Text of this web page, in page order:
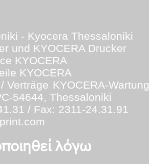
- Kyocera Thessaloniki
und KYOCERA Drucker
KYOCERA
KYOCERA
Verträge KYOCERA-Wartung
54644, Thessaloniki
/ Fax: 2311-24.31.91
λόγω